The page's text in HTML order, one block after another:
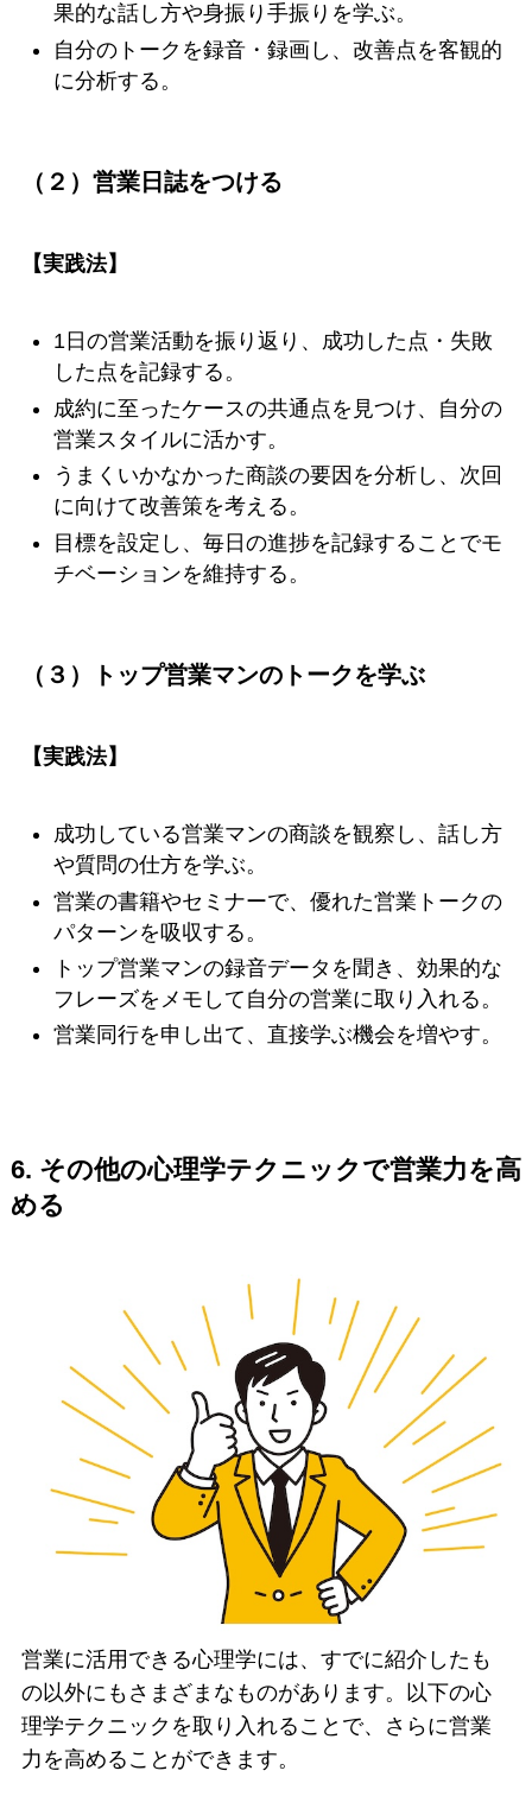
果的な話し方や身振り手振りを学ぶ。
自分のトークを録音・録画し、改善点を客観的
に分析する。
（２）営業日誌をつける
【実践法】
1日の営業活動を振り返り、成功した点・失敗
した点を記録する。
成約に至ったケースの共通点を見つけ、自分の
営業スタイルに活かす。
うまくいかなかった商談の要因を分析し、次回
に向けて改善策を考える。
目標を設定し、毎日の進捗を記録することでモ
チベーションを維持する。
（３）トップ営業マンのトークを学ぶ
【実践法】
成功している営業マンの商談を観察し、話し方
や質問の仕方を学ぶ。
営業の書籍やセミナーで、優れた営業トークの
パターンを吸収する。
トップ営業マンの録音データを聞き、効果的な
フレーズをメモして自分の営業に取り入れる。
営業同行を申し出て、直接学ぶ機会を増やす。
6. その他の心理学テクニックで営業力を高
める
営業に活用できる心理学には、すでに紹介したも
の以外にもさまざまなものがあります。以下の心
理学テクニックを取り入れることで、さらに営業
力を高めることができます。